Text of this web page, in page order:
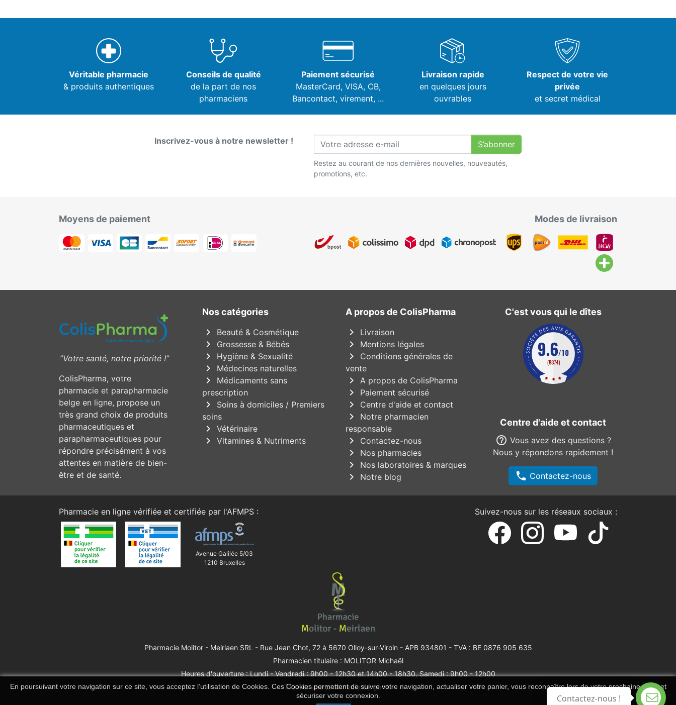
Véritable pharmacie
& produits authentiques
Conseils de qualité
de la part de nos
pharmaciens
Paiement sécurisé
MasterCard, VISA, CB,
Bancontact, virement, ...
Livraison rapide
en quelques jours
ouvrables
Respect de votre vie
privée
et secret médical
Inscrivez-vous à notre newsletter ! S’abonner
Restez au courant de nos dernières nouvelles, nouveautés,
promotions, etc.
Moyens de paiement Modes de livraison
”Votre santé, notre priorité !”
ColisPharma, votre
pharmacie et parapharmacie
belge en ligne, propose un
très grand choix de produits
pharmaceutiques et
parapharmaceutiques pour
répondre précisément à vos
attentes en matière de bien-
être et de santé.
Nos catégories
chevron_right Beauté & Cosmétique
chevron_right Grossesse & Bébés
chevron_right Hygiène & Sexualité
chevron_right Médecines naturelles
chevron_right
Médicaments sans
prescription
chevron_right
Soins à domiciles / Premiers
soins
chevron_right Vétérinaire
chevron_right Vitamines & Nutriments
A propos de ColisPharma
chevron_right Livraison
chevron_right Mentions légales
chevron_right
Conditions générales de
vente
chevron_right A propos de ColisPharma
chevron_right Paiement sécurisé
chevron_right Centre d'aide et contact
chevron_right
Notre pharmacien
responsable
chevron_right Contactez-nous
chevron_right Nos pharmacies
chevron_right Nos laboratoires & marques
chevron_right Notre blog
En poursuivant votre navigation sur ce site, vous acceptez l’utilisation de Cookies. Ces Cookies permettent de suivre votre navigation, actualiser votre panier, vous reconnaître lors de votre prochaine visite et
sécuriser votre connexion.
C'est vous qui le dîtes
Centre d'aide et contact
help_outline Vous avez des questions ?
Nous y répondons rapidement !
phone Contactez-nous
Pharmacie en ligne vérifiée et certifiée par l'AFMPS :
Avenue Galilée 5/03
1210 Bruxelles
Suivez-nous sur les réseaux sociaux :
Pharmacie Molitor - Meirlaen SRL - Rue Jean Chot, 72 à 5670 Olloy-sur-Viroin - APB 934801 - TVA : BE 0876 905 635
Pharmacien titulaire : MOLITOR Michaël
Heures d'ouverture : Lundi - Vendredi : 9h00 - 12h30 et 14h00 - 18h30, Samedi : 9h00 - 12h00
Trouver une pharmacie de garde
Contactez-nous !